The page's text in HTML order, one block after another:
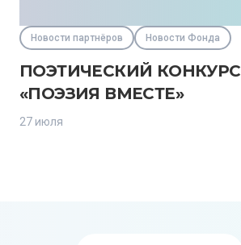
Новости партнёров Новости Фонда
ПОЭТИЧЕСКИЙ КОНКУРС
«ПОЭЗИЯ ВМЕСТЕ»
27 июля